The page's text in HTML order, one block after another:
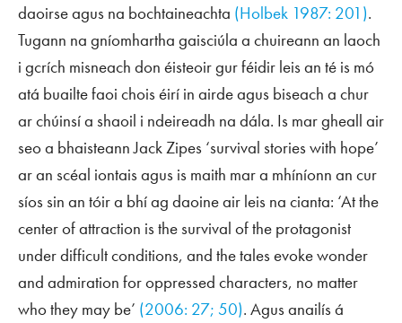
daoirse agus na bochtaineachta (Holbek 1987: 201).
Tugann na gníomhartha gaisciúla a chuireann an laoch
i gcrích misneach don éisteoir gur féidir leis an té is mó
atá buailte faoi chois éirí in airde agus biseach a chur
ar chúinsí a shaoil i ndeireadh na dála. Is mar gheall air
seo a bhaisteann Jack Zipes ‘survival stories with hope’
ar an scéal iontais agus is maith mar a mhíníonn an cur
síos sin an tóir a bhí ag daoine air leis na cianta: ‘At the
center of attraction is the survival of the protagonist
under difficult conditions, and the tales evoke wonder
and admiration for oppressed characters, no matter
who they may be’ (2006: 27; 50). Agus anailís á